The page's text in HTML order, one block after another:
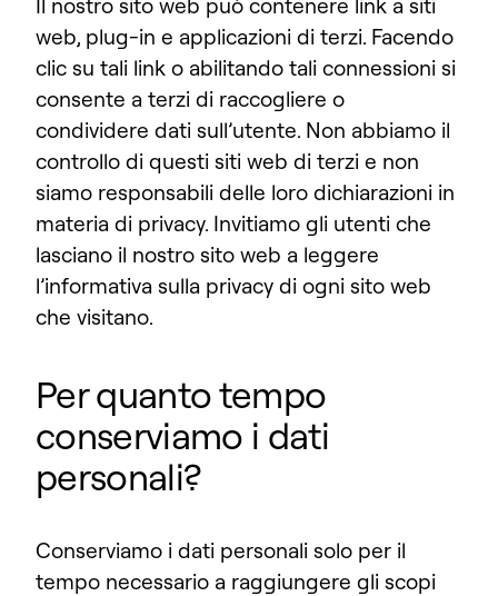
Il nostro sito web può contenere link a siti
web, plug-in e applicazioni di terzi. Facendo
clic su tali link o abilitando tali connessioni si
consente a terzi di raccogliere o
condividere dati sull’utente. Non abbiamo il
controllo di questi siti web di terzi e non
siamo responsabili delle loro dichiarazioni in
materia di privacy. Invitiamo gli utenti che
lasciano il nostro sito web a leggere
l’informativa sulla privacy di ogni sito web
che visitano.
Per quanto tempo
conserviamo i dati
personali?
Conserviamo i dati personali solo per il
tempo necessario a raggiungere gli scopi